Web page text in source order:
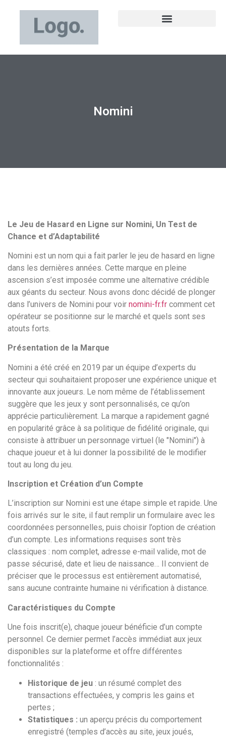
Nomini
Le Jeu de Hasard en Ligne sur Nomini, Un Test de
Chance et d’Adaptabilité
Nomini est un nom qui a fait parler le jeu de hasard en ligne
dans les dernières années. Cette marque en pleine
ascension s’est imposée comme une alternative crédible
aux géants du secteur. Nous avons donc décidé de plonger
dans l’univers de Nomini pour voir nomini-fr.fr comment cet
opérateur se positionne sur le marché et quels sont ses
atouts forts.
Présentation de la Marque
Nomini a été créé en 2019 par un équipe d’experts du
secteur qui souhaitaient proposer une expérience unique et
innovante aux joueurs. Le nom même de l’établissement
suggère que les jeux y sont personnalisés, ce qu’on
apprécie particulièrement. La marque a rapidement gagné
en popularité grâce à sa politique de fidélité originale, qui
consiste à attribuer un personnage virtuel (le "Nomini") à
chaque joueur et à lui donner la possibilité de le modifier
tout au long du jeu.
Inscription et Création d’un Compte
L’inscription sur Nomini est une étape simple et rapide. Une
fois arrivés sur le site, il faut remplir un formulaire avec les
coordonnées personnelles, puis choisir l’option de création
d’un compte. Les informations requises sont très
classiques : nom complet, adresse e-mail valide, mot de
passe sécurisé, date et lieu de naissance… Il convient de
préciser que le processus est entièrement automatisé,
sans aucune contrainte humaine ni vérification à distance.
Caractéristiques du Compte
Une fois inscrit(e), chaque joueur bénéficie d’un compte
personnel. Ce dernier permet l’accès immédiat aux jeux
disponibles sur la plateforme et offre différentes
fonctionnalités :
Historique de jeu : un résumé complet des
transactions effectuées, y compris les gains et
pertes ;
Statistiques : un aperçu précis du comportement
enregistré (temples d’accès au site, jeux joués,